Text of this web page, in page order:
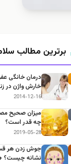
برترین مطالب
درمان خانگی
خارش واژن در
ایمن و کاربردی
2014-12-16
چه قدر است؟
2019-05-28
جوش زدن هر
نشانه چيست؟